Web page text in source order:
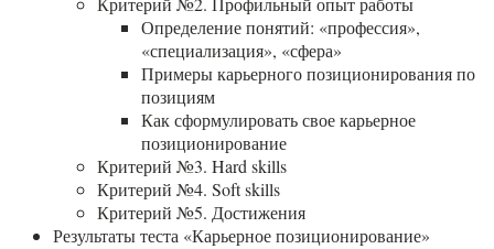
Определение понятий: «профессия»,
«специализация», «сфера»
Примеры карьерного позиционирования по
позициям
Как сформулировать свое карьерное
позиционирование
Критерий №3. Hard skills
Критерий №4. Soft skills
Критерий №5. Достижения
Результаты теста «Карьерное позиционирование»